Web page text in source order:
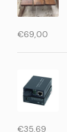
€69,00
€35,69